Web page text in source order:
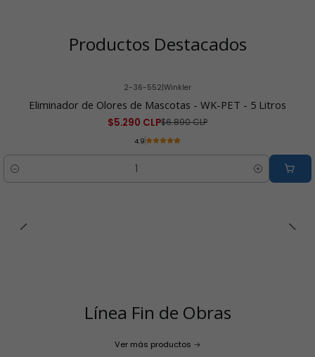
Productos Destacados
2-36-552|Winkler
Eliminador de Olores de Mascotas - WK-PET - 5 Litros
$5.290 CLP$6.890 CLP
4.9
Cantidad
Línea Fin de Obras
Ver más productos